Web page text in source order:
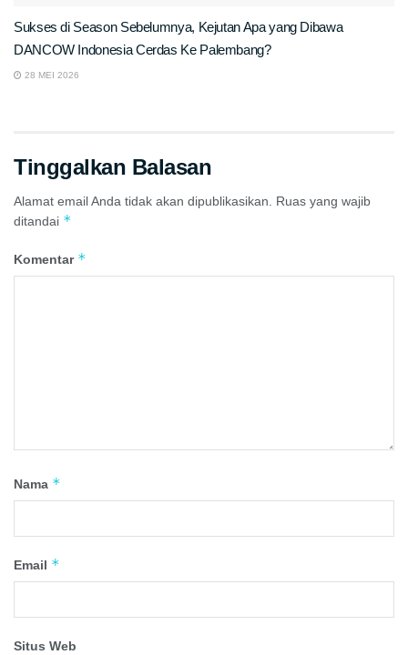
Sukses di Season Sebelumnya, Kejutan Apa yang Dibawa
DANCOW Indonesia Cerdas Ke Palembang?
28 MEI 2026
Tinggalkan Balasan
Alamat email Anda tidak akan dipublikasikan. Ruas yang wajib
ditandai *
Komentar *
Nama *
Email *
Situs Web